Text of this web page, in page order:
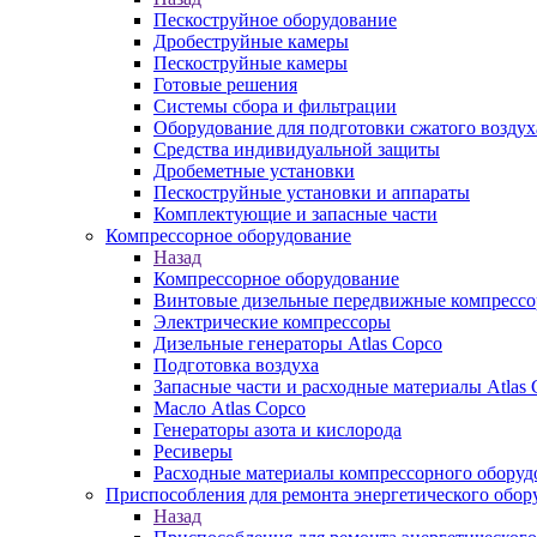
Пескоструйное оборудование
Дробеструйные камеры
Пескоструйные камеры
Готовые решения
Системы сбора и фильтрации
Оборудование для подготовки сжатого
Средства индивидуальной защиты
Дробеметные установки
Пескоструйные установки и аппараты
Комплектующие и запасные части
Компрессорное оборудование
Назад
Компрессорное оборудование
Винтовые дизельные передвижные
Электрические компрессоры
Дизельные генераторы Atlas Copco
Подготовка воздуха
Запасные части и расходные материалы Atlas
Масло Atlas Copco
Генераторы азота и кислорода
Ресиверы
Расходные материалы компрессорного
Приспособления для ремонта энергетического
Назад